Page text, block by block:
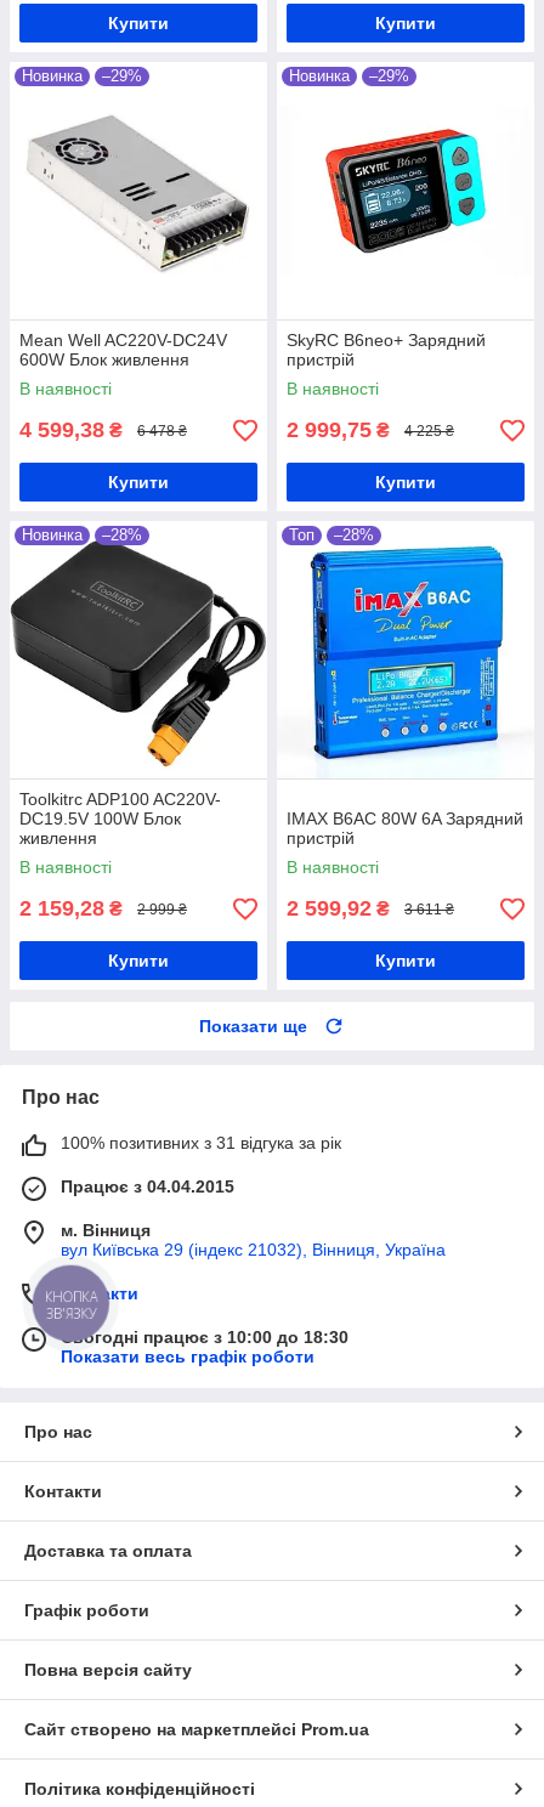
Купити Купити
Новинка –29%
Mean Well AC220V-DC24V
600W Блок живлення
В наявності
4 599,38 ₴ 6 478 ₴
Купити
Новинка –29%
SkyRC B6neo+ Зарядний
пристрій
В наявності
2 999,75 ₴ 4 225 ₴
Купити
Новинка –28%
Toolkitrc ADP100 AC220V-
DC19.5V 100W Блок
живлення
В наявності
2 159,28 ₴ 2 999 ₴
Купити
Топ –28%
IMAX B6AC 80W 6A Зарядний
пристрій
В наявності
2 599,92 ₴ 3 611 ₴
Купити
Показати ще
Про нас
100% позитивних з 31 відгука за рік
Працює з 04.04.2015
м. Вінниця
вул Київська 29 (індекс 21032), Вінниця, Україна
Контакти
Сьогодні працює з 10:00 до 18:30
Показати весь графік роботи
Про нас
Контакти
Доставка та оплата
Графік роботи
Повна версія сайту
Сайт створено на маркетплейсі Prom.ua
Політика конфіденційності
КНОПКА
ЗВ'ЯЗКУ